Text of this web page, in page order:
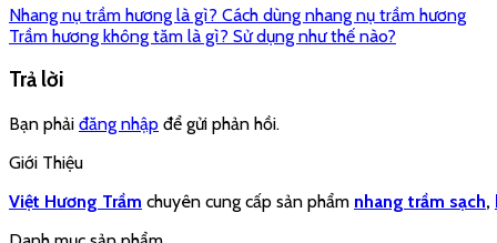
Nhang nụ trầm hương là gì? Cách dùng nhang nụ trầm hương
Trầm hương không tăm là gì? Sử dụng như thế nào?
Trả lời
Bạn phải đăng nhập để gửi phản hồi.
Giới Thiệu
Việt Hương Trầm chuyên cung cấp sản phẩm nhang trầm sạch,